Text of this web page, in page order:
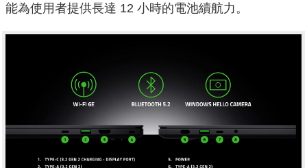
能為使用者提供長達 12 小時的電池續航力。